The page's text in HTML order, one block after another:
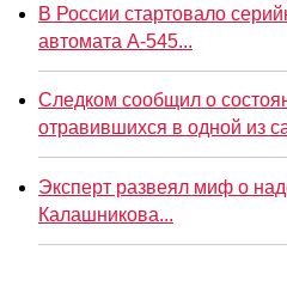
В России стартовало
автомата А-545...
Следком сообщил о
отравившихся в одной из
Эксперт развеял миф о
Калашникова...